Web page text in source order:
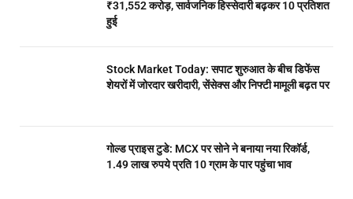
₹31,552 करोड़, सार्वजनिक हिस्सेदारी बढ़कर 10 प्रतिशत
हुई
Stock Market Today: सपाट शुरुआत के बीच डिफेंस
शेयरों में जोरदार खरीदारी, सेंसेक्स और निफ्टी मामूली बढ़त पर
गोल्ड प्राइस टुडे: MCX पर सोने ने बनाया नया रिकॉर्ड,
1.49 लाख रुपये प्रति 10 ग्राम के पार पहुंचा भाव